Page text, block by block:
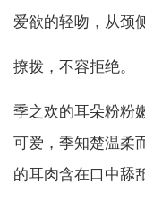
爱欲的轻吻，从颈
撩拨，不容拒绝。
季之欢的耳朵粉粉
可爱，季知楚温柔
的耳肉含在口中舔